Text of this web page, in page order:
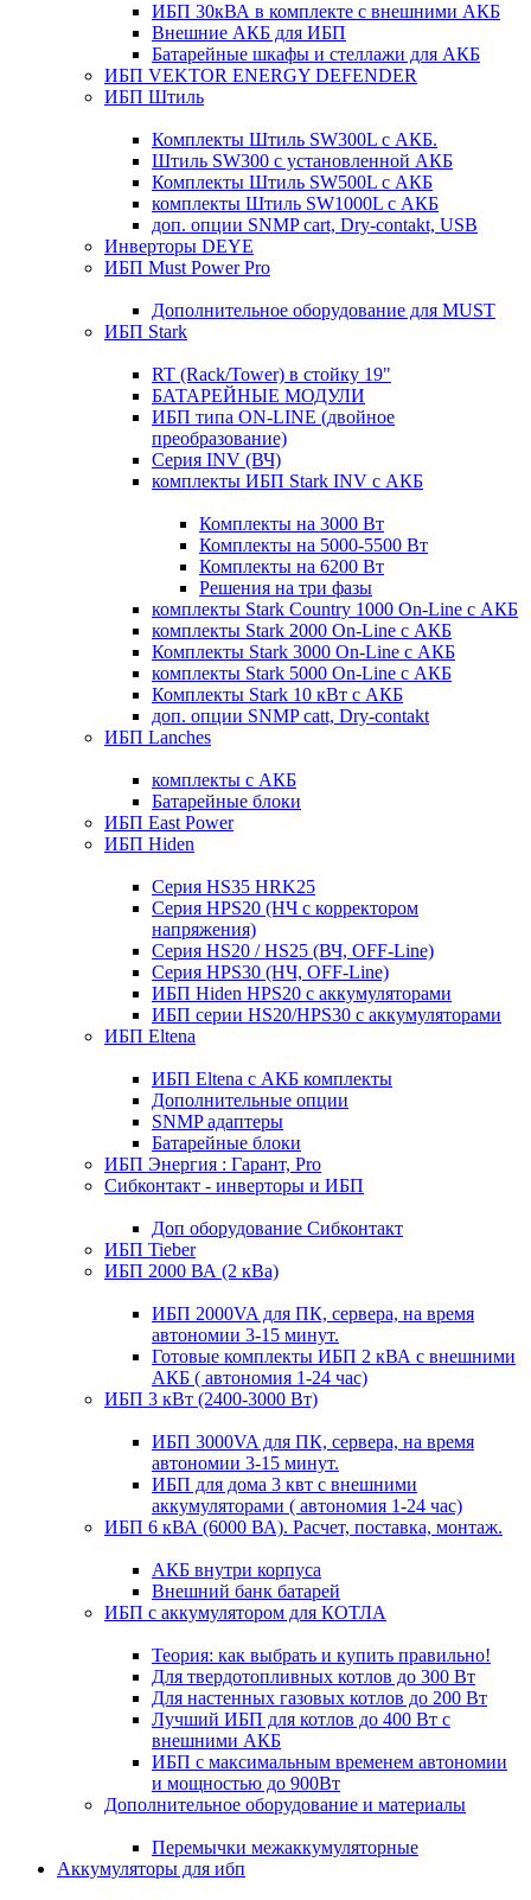
ИБП 30кВА в комплекте с внешними АКБ
Внешние АКБ для ИБП
Батарейные шкафы и стеллажи для АКБ
ИБП VEKTOR ENERGY DEFENDER
ИБП Штиль
Комплекты Штиль SW300L с АКБ.
Штиль SW300 с установленной АКБ
Комплекты Штиль SW500L с АКБ
комплекты Штиль SW1000L с АКБ
доп. опции SNMP cart, Dry-contakt, USB
Инверторы DEYE
ИБП Must Power Pro
Дополнительное оборудование для MUST
ИБП Stark
RT (Rack/Tower) в стойку 19"
БАТАРЕЙНЫЕ МОДУЛИ
ИБП типа ON-LINE (двойное
преобразование)
Серия INV (ВЧ)
комплекты ИБП Stark INV с АКБ
Комплекты на 3000 Вт
Комплекты на 5000-5500 Вт
Комплекты на 6200 Вт
Решения на три фазы
комплекты Stark Country 1000 On-Line с АКБ
комплекты Stark 2000 On-Line с АКБ
Комплекты Stark 3000 On-Line с АКБ
комплекты Stark 5000 On-Line с АКБ
Комплекты Stark 10 кВт с АКБ
доп. опции SNMP catt, Dry-contakt
ИБП Lanches
комплекты с АКБ
Батарейные блоки
ИБП East Power
ИБП Hiden
Серия HS35 HRK25
Серия HPS20 (НЧ с корректором
напряжения)
Серия HS20 / HS25 (ВЧ, OFF-Line)
Серия HPS30 (НЧ, OFF-Line)
ИБП Hiden HPS20 с аккумуляторами
ИБП серии HS20/HPS30 с аккумуляторами
ИБП Eltena
ИБП Eltena с АКБ комплекты
Дополнительные опции
SNMP адаптеры
Батарейные блоки
ИБП Энергия : Гарант, Pro
Сибконтакт - инверторы и ИБП
Доп оборудование Сибконтакт
ИБП Tieber
ИБП 2000 ВА (2 кВа)
ИБП 2000VA для ПК, сервера, на время
автономии 3-15 минут.
Готовые комплекты ИБП 2 кВА с внешними
АКБ ( автономия 1-24 час)
ИБП 3 кВт (2400-3000 Вт)
ИБП 3000VA для ПК, сервера, на время
автономии 3-15 минут.
ИБП для дома 3 квт с внешними
аккумуляторами ( автономия 1-24 час)
ИБП 6 кВА (6000 ВА). Расчет, поставка, монтаж.
АКБ внутри корпуса
Внешний банк батарей
ИБП с аккумулятором для КОТЛА
Теория: как выбрать и купить правильно!
Для твердотопливных котлов до 300 Вт
Для настенных газовых котлов до 200 Вт
Лучший ИБП для котлов до 400 Вт с
внешними АКБ
ИБП с максимальным временем автономии
и мощностью до 900Вт
Дополнительное оборудование и материалы
Перемычки межаккумуляторные
Аккумуляторы для ибп